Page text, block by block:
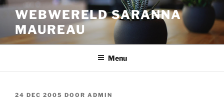
Ga
inhoud
WEBWERELD SARANNA
MAUREAU
Menu
GEPLAATST
24 DEC 2005 DOOR ADMIN